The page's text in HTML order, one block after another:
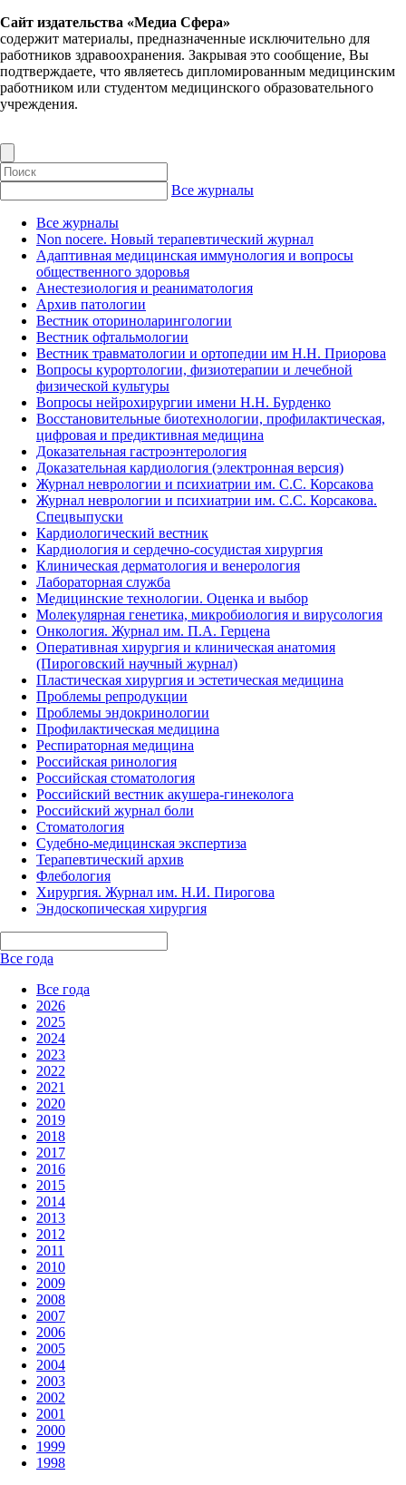
Сайт издательства «Медиа Сфера»
содержит материалы, предназначенные исключительно для
работников здравоохранения. Закрывая это сообщение, Вы
подтверждаете, что являетесь дипломированным медицинским
работником или студентом медицинского образовательного
учреждения.
Все журналы
Все журналы
Non nocere. Новый терапевтический журнал
Адаптивная медицинская иммунология и вопросы
общественного здоровья
Анестезиология и реаниматология
Архив патологии
Вестник оториноларингологии
Вестник офтальмологии
Вестник травматологии и ортопедии им Н.Н. Приорова
Вопросы курортологии, физиотерапии и лечебной
физической культуры
Вопросы нейрохирургии имени Н.Н. Бурденко
Восстановительные биотехнологии, профилактическая,
цифровая и предиктивная медицина
Доказательная гастроэнтерология
Доказательная кардиология (электронная версия)
Журнал неврологии и психиатрии им. С.С. Корсакова
Журнал неврологии и психиатрии им. С.С. Корсакова.
Спецвыпуски
Кардиологический вестник
Кардиология и сердечно-сосудистая хирургия
Клиническая дерматология и венерология
Лабораторная служба
Медицинские технологии. Оценка и выбор
Молекулярная генетика, микробиология и вирусология
Онкология. Журнал им. П.А. Герцена
Оперативная хирургия и клиническая анатомия
(Пироговский научный журнал)
Пластическая хирургия и эстетическая медицина
Проблемы репродукции
Проблемы эндокринологии
Профилактическая медицина
Респираторная медицина
Российская ринология
Российская стоматология
Российский вестник акушера-гинеколога
Российский журнал боли
Стоматология
Судебно-медицинская экспертиза
Терапевтический архив
Флебология
Хирургия. Журнал им. Н.И. Пирогова
Эндоскопическая хирургия
Все года
Все года
2026
2025
2024
2023
2022
2021
2020
2019
2018
2017
2016
2015
2014
2013
2012
2011
2010
2009
2008
2007
2006
2005
2004
2003
2002
2001
2000
1999
1998